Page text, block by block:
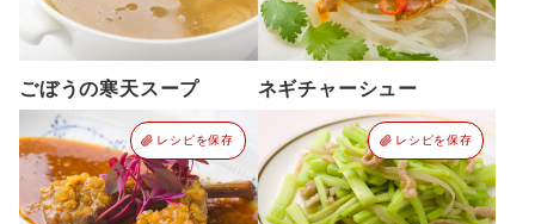
ごぼうの寒天スープ ネギチャーシュー
レシピを保存 レシピを保存